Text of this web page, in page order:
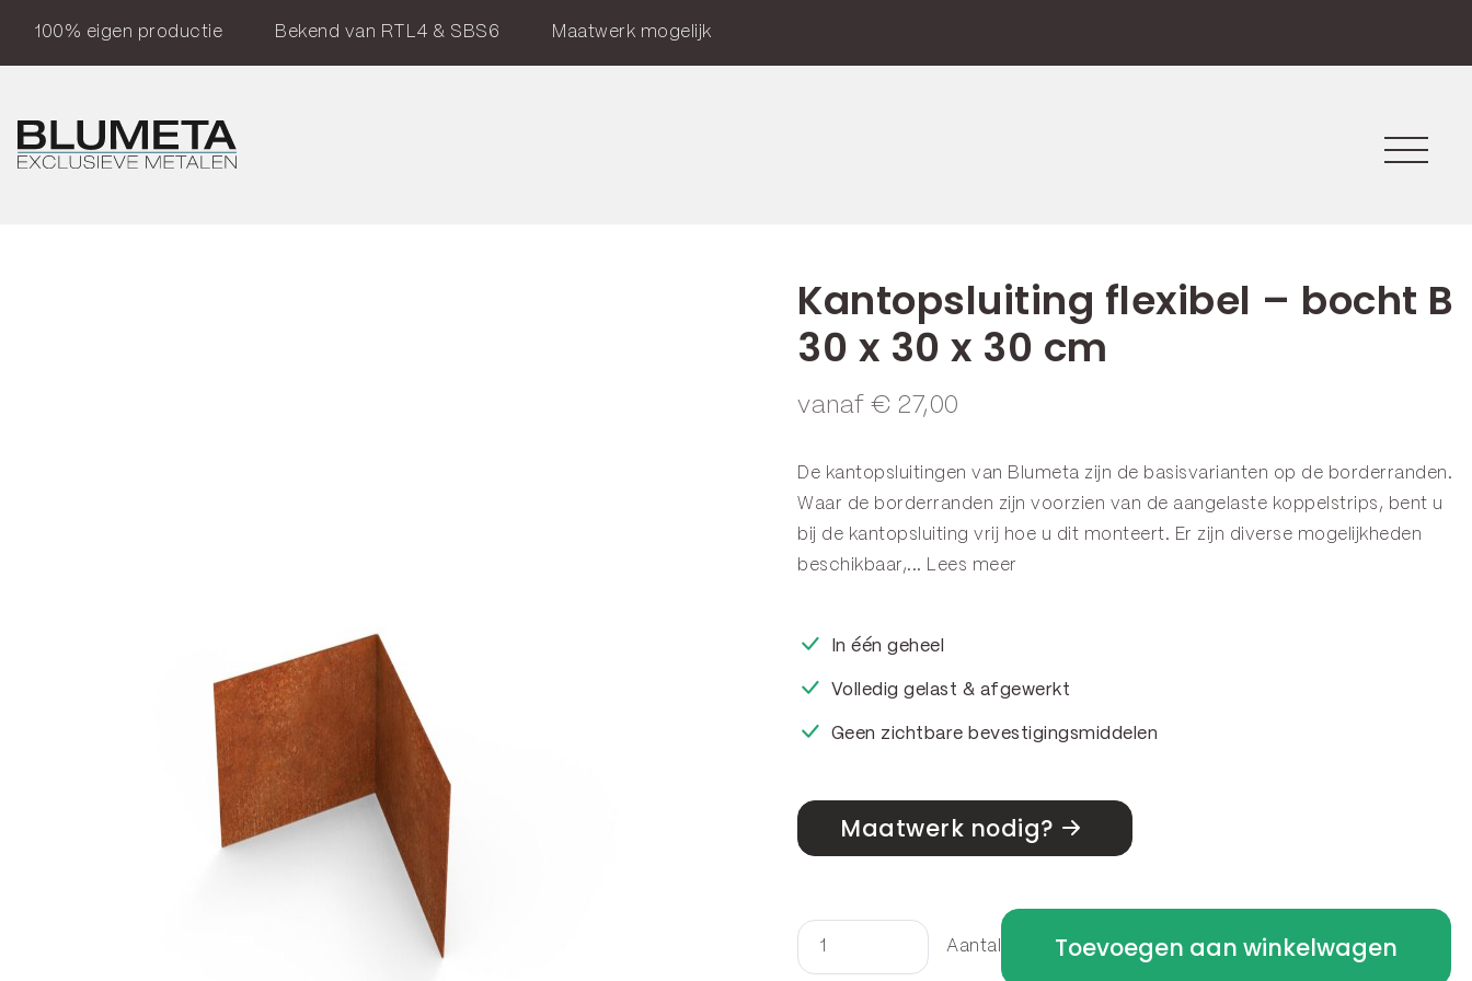
100% eigen productie Bekend van RTL4 & SBS6 Maatwerk mogelijk
Kantopsluiting flexibel – bocht B
30 x 30 x 30 cm
vanaf € 27,00
De kantopsluitingen van Blumeta zijn de basisvarianten op de borderranden .
Waar de borderranden zijn voorzien van de aangelaste koppelstrips, bent u
bij de kantopsluiting vrij hoe u dit monteert. Er zijn diverse mogelijkheden
beschikbaar,...
Lees meer
In één geheel
Volledig gelast & afgewerkt
Geen zichtbare bevestigingsmiddelen
Maatwerk nodig?
Kantopsluiting
Aantal Toevoegen aan winkelwagen